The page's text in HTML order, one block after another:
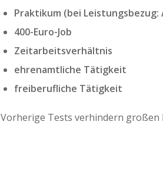
Praktikum (bei
400-Euro-Job
Zeitarbeitsverhältnis
ehrenamtliche Tätigkeit
freiberufliche Tätigkeit
Vorherige Tests verhindern großen